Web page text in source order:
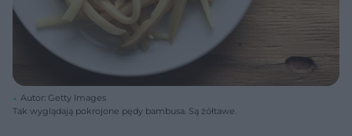
Autor: Getty Images
Tak wyglądają pokrojone pędy bambusa. Są żółtawe.